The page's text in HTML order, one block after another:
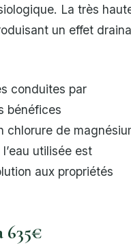
La très
un effet
conduites par
bénéfices
chlorure de
utilisée est
aux propriétés
635€